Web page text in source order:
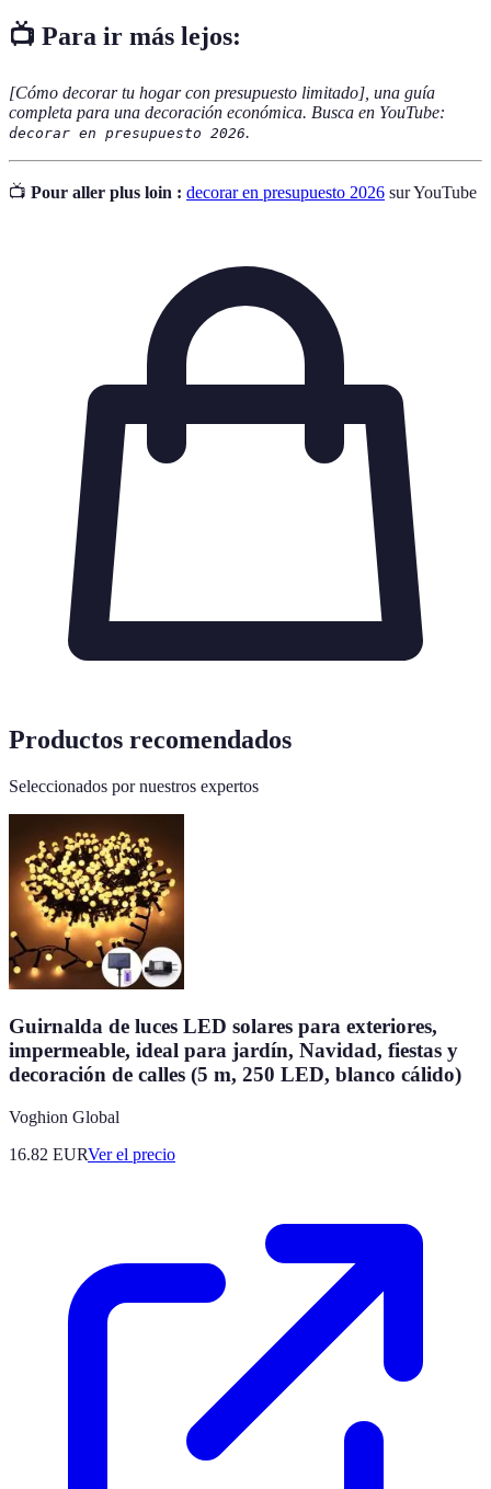
📺 Para ir más lejos:
[Cómo decorar tu hogar con presupuesto limitado], una guía
completa para una decoración económica. Busca en YouTube:
decorar en presupuesto 2026.
📺 Pour aller plus loin : decorar en presupuesto 2026 sur YouTube
Productos recomendados
Seleccionados por nuestros expertos
Guirnalda de luces LED solares para exteriores,
impermeable, ideal para jardín, Navidad, fiestas y
decoración de calles (5 m, 250 LED, blanco cálido)
Voghion Global
16.82 EURVer el precio